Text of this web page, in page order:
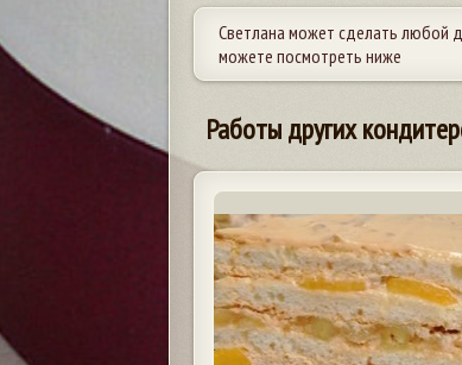
Светлана может сделать любой
можете посмотреть ниже
Работы других